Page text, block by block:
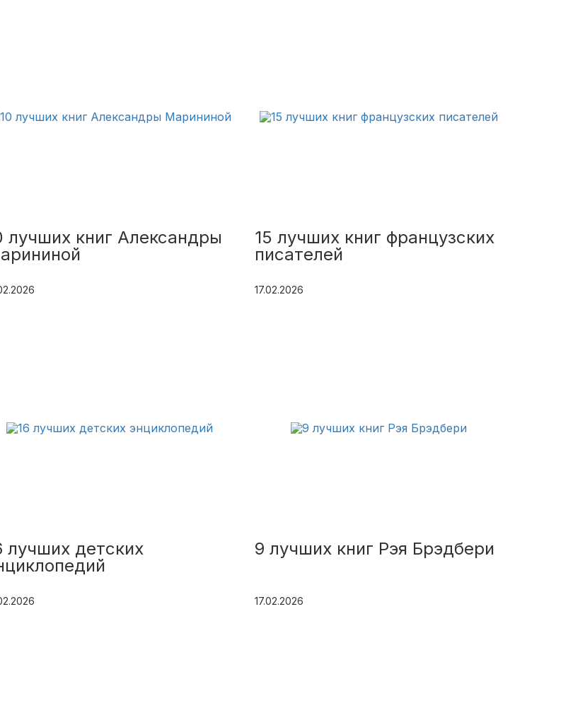
лучших книг Александры
15 лучших книг французских
писателей
17.02.2026
лучших детских
9 лучших книг Рэя Брэдбери
17.02.2026